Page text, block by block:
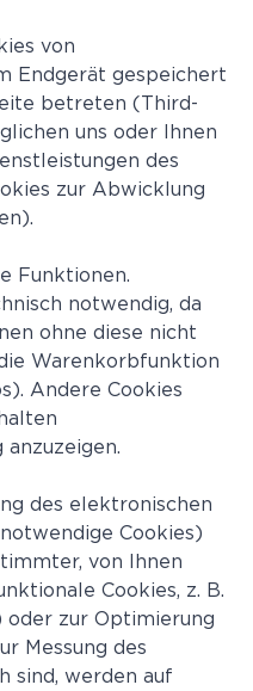
von
Endgerät gespeichert
betreten (Third-
uns oder Ihnen
des
zur Abwicklung
Funktionen.
notwendig, da
ohne diese nicht
Warenkorbfunktion
Andere Cookies
des elektronischen
Cookies)
von Ihnen
Cookies, z. B.
zur Optimierung
Messung des
sind, werden auf